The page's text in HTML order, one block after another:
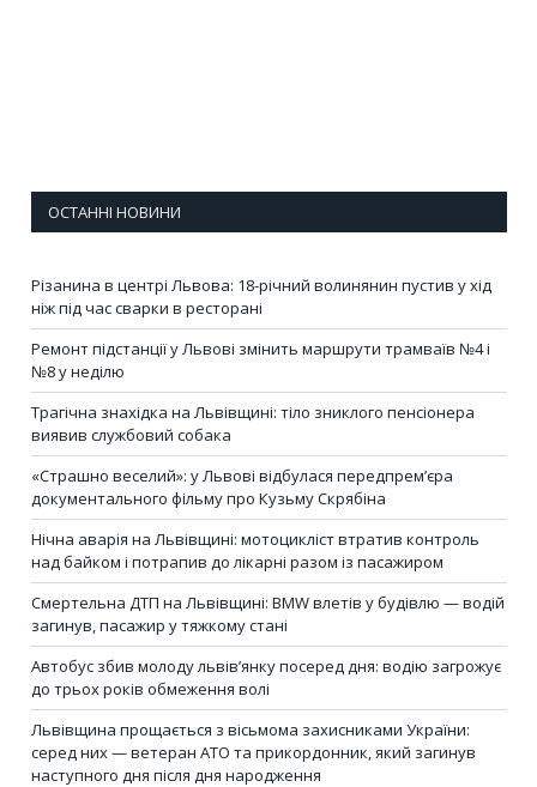
ОСТАННІ НОВИНИ
Різанина в центрі Львова: 18-річний волинянин пустив у хід
ніж під час сварки в ресторані
Ремонт підстанції у Львові змінить маршрути трамваїв №4 і
№8 у неділю
Трагічна знахідка на Львівщині: тіло зниклого пенсіонера
виявив службовий собака
«Страшно веселий»: у Львові відбулася передпрем’єра
документального фільму про Кузьму Скрябіна
Нічна аварія на Львівщині: мотоцикліст втратив контроль
над байком і потрапив до лікарні разом із пасажиром
Смертельна ДТП на Львівщині: BMW влетів у будівлю — водій
загинув, пасажир у тяжкому стані
Автобус збив молоду львів’янку посеред дня: водію загрожує
до трьох років обмеження волі
Львівщина прощається з вісьмома захисниками України:
серед них — ветеран АТО та прикордонник, який загинув
наступного дня після дня народження